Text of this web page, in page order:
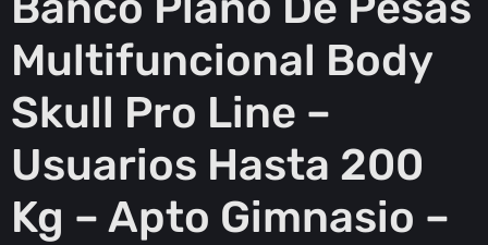
Multifuncional Body
Skull Pro Line –
Usuarios Hasta 200
Kg – Apto Gimnasio –